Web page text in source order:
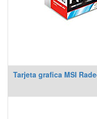
Tarjeta grafica MSI